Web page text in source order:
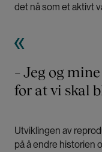
det nå som et aktivt
– Jeg og
for at vi skal
Utviklingen av
på å endre historien